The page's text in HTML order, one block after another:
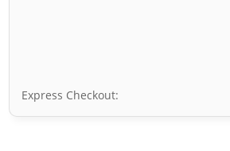
Express Checkout: